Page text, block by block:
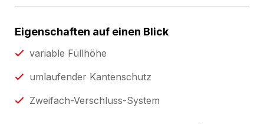
Eigenschaften auf einen Blick
variable Füllhöhe
umlaufender Kantenschutz
Zweifach-Verschluss-System